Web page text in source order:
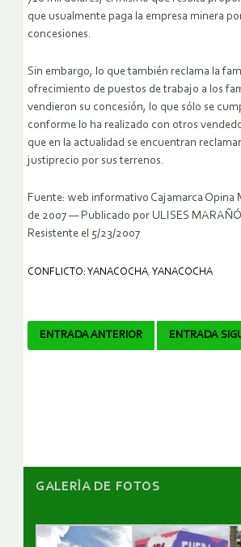
que usualmente paga la empresa minera
concesiones.
Sin embargo, lo que también reclama la
ofrecimiento de puestos de trabajo a los
vendieron su concesión, lo que sólo se
conforme lo ha realizado con otros
que en la actualidad se encuentran
justiprecio por sus terrenos.
Fuente: web informativo Cajamarca Opina
de 2007 — Publicado por ULISES
Resistente el 5/23/2007
CONFLICTO: YANACOCHA, YANACOCHA
Navegador
ENTRADA ANTERIOR ENTRADA
GALERÌA DE FOTOS